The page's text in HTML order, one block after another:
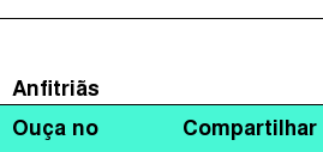
Anfitriãs
Daniela Stefano
Ouça no Compartilhar